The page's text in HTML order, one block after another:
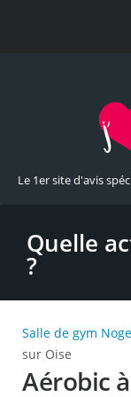
Le 1er site d'avis
Quelle
?
Salle de gym
sur Oise
Aérobic